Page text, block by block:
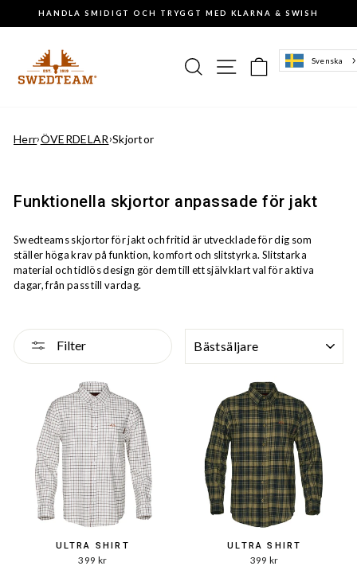
Pausa
HANDLA SMIDIGT OCH TRYGGT MED KLARNA & SWISH
Sök Sajtnavigering
Varukorg
Svenska
Herr›ÖVERDELAR›Skjortor
Funktionella skjortor anpassade för jakt
Swedteams skjortor för jakt och fritid är utvecklade för dig som
ställer höga krav på funktion, komfort och slitstyrka. Slitstarka
material och tidlös design gör dem till ett självklart val för aktiva
dagar, från pass till vardag.
Filter
ULTRA SHIRT
399 kr
ULTRA SHIRT
399 kr